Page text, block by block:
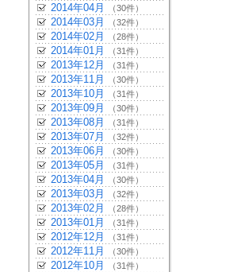
2014年04月 （30件）
2014年03月 （32件）
2014年02月 （28件）
2014年01月 （31件）
2013年12月 （31件）
2013年11月 （30件）
2013年10月 （31件）
2013年09月 （30件）
2013年08月 （31件）
2013年07月 （32件）
2013年06月 （30件）
2013年05月 （31件）
2013年04月 （30件）
2013年03月 （32件）
2013年02月 （28件）
2013年01月 （31件）
2012年12月 （31件）
2012年11月 （30件）
2012年10月 （31件）